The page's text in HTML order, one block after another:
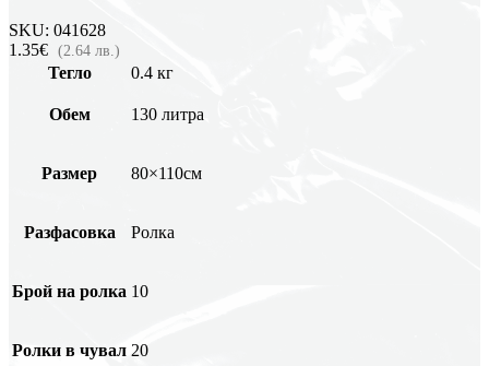
SKU: 041628
1.35€ (2.64 лв.)
Тегло 0.4 кг
Обем 130 литра
Размер 80×110см
Разфасовка Ролка
Брой на ролка 10
Ролки в чувал 20